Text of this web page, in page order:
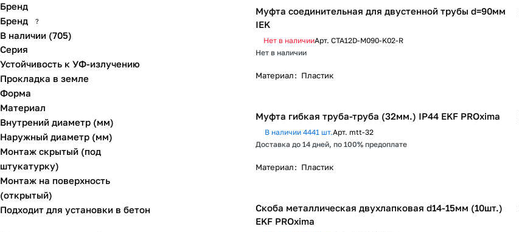
Муфта соединительная для двустенной трубы d=90мм
IEK
Нет в наличииАрт. CTA12D-M090-K02-R
Нет в наличии
Материал: Пластик
Муфта гибкая труба-труба (32мм.) IP44 EKF PROxima
В наличии 4441 шт.Арт. mtt-32
Доставка до 14 дней, по 100% предоплате
Материал: Пластик
Скоба металлическая двухлапковая d14-15мм (10шт.)
EKF PROxima
Бренд
Бренд
?
В наличии (705)
Серия
Устойчивость к УФ-излучению
Прокладка в земле
Форма
Материал
Внутрений диаметр (мм)
Наружный диаметр (мм)
Монтаж скрытый (под
штукатурку)
Монтаж на поверхность
(открытый)
Подходит для установки в бетон